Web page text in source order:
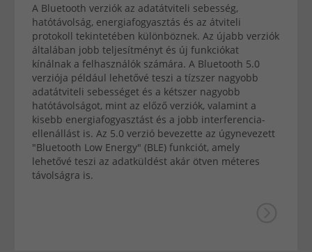
A Bluetooth verziók az adatátviteli sebesség,
hatótávolság, energiafogyasztás és az átviteli
protokoll tekintetében különböznek. Az újabb verziók
általában jobb teljesítményt és új funkciókat
kínálnak a felhasználók számára. A Bluetooth 5.0
verziója például lehetővé teszi a tízszer nagyobb
adatátviteli sebességet és a kétszer nagyobb
hatótávolságot, mint az előző verziók, valamint a
kisebb energiafogyasztást és a jobb interferencia-
ellenállást is. Az 5.0 verzió bevezette az úgynevezett
"Bluetooth Low Energy" (BLE) funkciót, amely
lehetővé teszi az adatküldést akár ötven méteres
távolságra is.